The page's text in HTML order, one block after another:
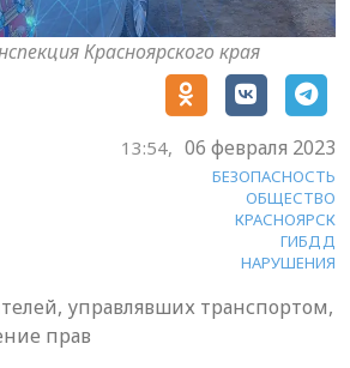
Красноярского края
13:54, 06 февраля 2023
БЕЗОПАСНОСТЬ
ОБЩЕСТВО
КРАСНОЯРСК
ГИБДД
НАРУШЕНИЯ
управлявших транспортом,
прав